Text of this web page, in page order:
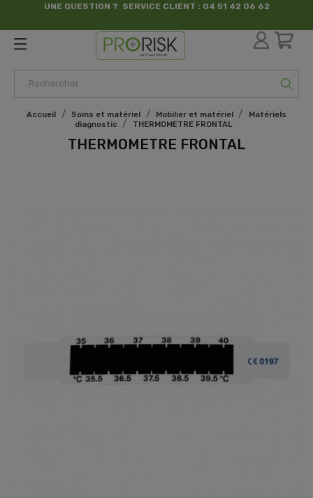
UNE QUESTION ? SERVICE CLIENT : 04 51 42 06 62
par France Sécurité
Accueil Soins et matériel Mobilier et matériel
Matériels
diagnostic
THERMOMETRE FRONTAL
THERMOMETRE FRONTAL